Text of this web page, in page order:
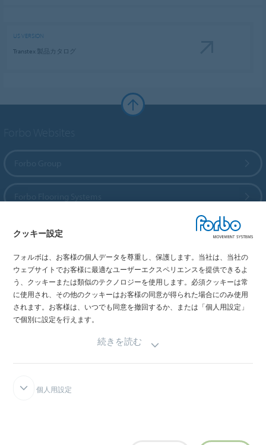
US VERSION
Transtex 製品カタログ
Forbo Movement Systems
国を選択
お住まいの国を選択してください
クッキー設定
フォルボは、お客様の個人データを尊重し、保護します。当社は、当社の
ウェブサイトでお客様に最適なユーザーエクスペリエンスを提供できるよ
う、クッキーまたは類似のテクノロジーを使用します。必須クッキーは常
に使用され、その他のクッキーはお客様の同意が得られた場合にのみ使用
されます。お客様は、いつでも同意を撤回するか、または「個人用設定」
で個別に設定を行えます。
続きを読む
個人用設定